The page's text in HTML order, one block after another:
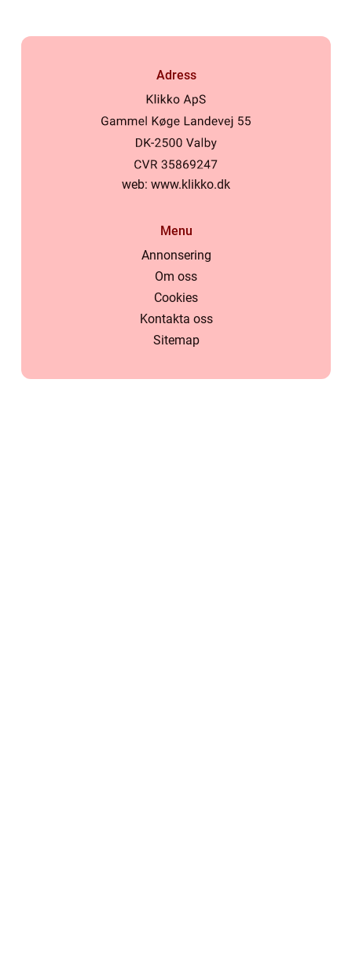
Adress
web: www.klikko.dk
Menu
Annonsering
Om oss
Cookies
Kontakta oss
Sitemap